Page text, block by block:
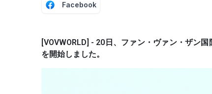
Facebook
[VOVWORLD] - 20日、ファン・ヴァン・ザン
を開始しました。